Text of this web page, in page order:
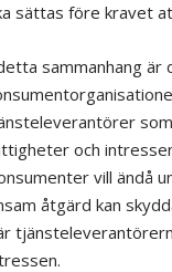
sättas före kravet
sammanhang är
och
vill ändå
åtgärd kan